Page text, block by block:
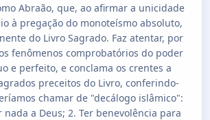
Abraão, que, ao afirmar a unicidade
à pregação do monoteísmo absoluto,
do Livro Sagrado. Faz atentar, por
fenômenos comprobatórios do poder
e perfeito, e conclama os crentes a
preceitos do Livro, conferindo-
chamar de "decálogo islâmico":
nada a Deus; 2. Ter benevolência para